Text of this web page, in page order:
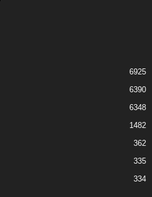
6925
6390
6348
1482
362
335
334